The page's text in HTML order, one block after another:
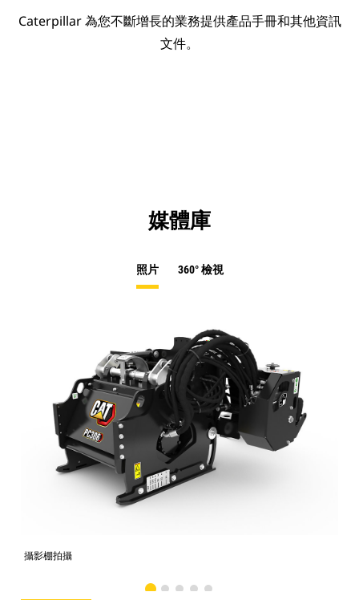
Caterpillar 為您不斷增長的業務提供產品手冊和其他資訊
文件。
媒體庫
照片 360° 檢視
攝影棚拍攝